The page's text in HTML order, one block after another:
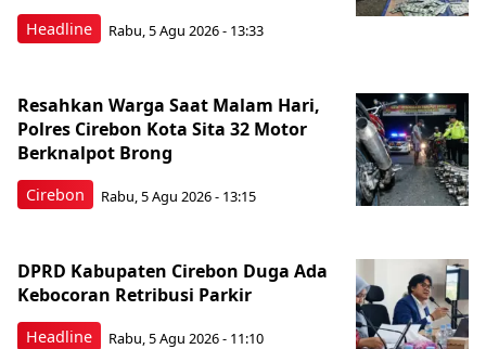
Headline Rabu, 5 Agu 2026 - 13:33
Cirebon
Resahkan Warga Saat Malam Hari,
Polres Cirebon Kota Sita 32 Motor
Berknalpot Brong
Rabu, 5 Agu 2026 - 13:15
Headline
DPRD Kabupaten Cirebon Duga Ada
Kebocoran Retribusi Parkir
Rabu, 5 Agu 2026 - 11:10